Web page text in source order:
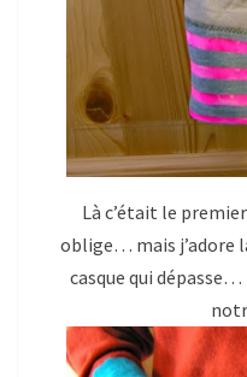
Là c’était le
oblige… mais j’adore
casque qui